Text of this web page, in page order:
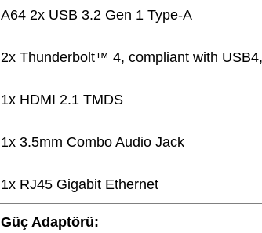
A64 2x USB 3.2 Gen 1 Type-A
2x Thunderbolt™ 4, compliant with
1x HDMI 2.1 TMDS
1x 3.5mm Combo Audio Jack
1x RJ45 Gigabit Ethernet
Güç Adaptörü: